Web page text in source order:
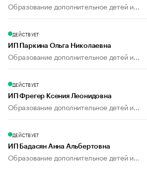
Образование дополнительное детей и...
ДЕЙСТВУЕТ
ИП Паркина Ольга Николаевна
Образование дополнительное детей и...
ДЕЙСТВУЕТ
ИП Фрегер Ксения Леонидовна
Образование дополнительное детей и...
ДЕЙСТВУЕТ
ИП Бадасян Анна Альбертовна
Образование дополнительное детей и...